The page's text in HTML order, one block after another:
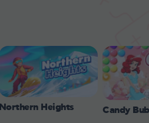
Northern Heights Candy